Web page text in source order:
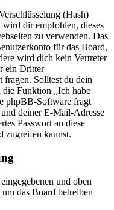
(Hash)
wird dir empfohlen, dieses
zu verwenden. Das
für das Board,
wird dich kein Vertreter
ein Dritter
fragen. Solltest du dein
die Funktion „Ich habe
phpBB-Software fragt
deiner E-Mail-Adresse
Passwort an diese
zugreifen kannst.
und oben
das Board betreiben